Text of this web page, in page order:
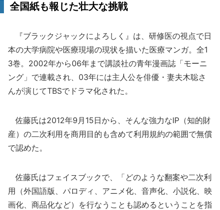
全国紙も報じた壮大な挑戦
『ブラックジャックによろしく』は、研修医の視点で日
本の大学病院や医療現場の現状を描いた医療マンガ。全1
3巻。2002年から06年まで講談社の青年漫画誌「モーニ
ング」で連載され、03年には主人公を俳優・妻夫木聡さ
んが演じてTBSでドラマ化された。
佐藤氏は2012年9月15日から、そんな強力なIP（知的財
産）の二次利用を商用目的も含めて利用規約の範囲で無償
で認めた。
佐藤氏はフェイスブックで、「どのような翻案や二次利
用（外国語版、パロディ、アニメ化、音声化、小説化、映
画化、商品化など）を行なうことも認めるということを指